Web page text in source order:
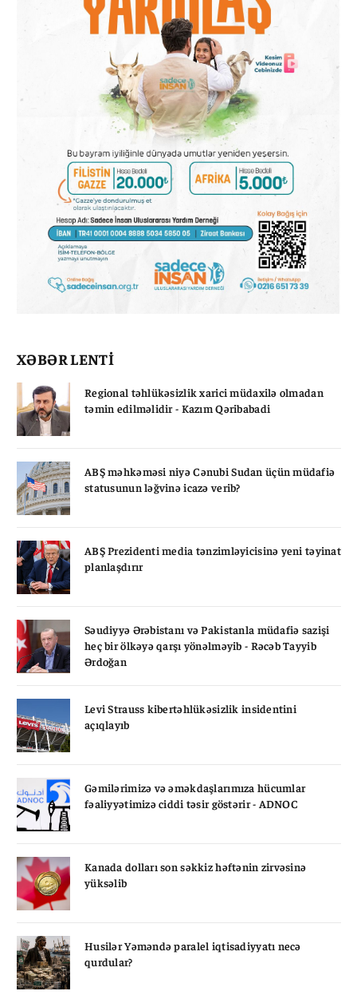
XƏBƏR LENTİ
Regional təhlükəsizlik xarici müdaxilə olmadan
təmin edilməlidir - Kazım Qəribabadi
ABŞ məhkəməsi niyə Cənubi Sudan üçün müdafiə
statusunun ləğvinə icazə verib?
ABŞ Prezidenti media tənzimləyicisinə yeni təyinat
planlaşdırır
Səudiyyə Ərəbistanı və Pakistanla müdafiə sazişi
heç bir ölkəyə qarşı yönəlməyib - Rəcəb Tayyib
Ərdoğan
Levi Strauss kibertəhlükəsizlik insidentini
açıqlayıb
Gəmilərimizə və əməkdaşlarımıza hücumlar
fəaliyyətimizə ciddi təsir göstərir - ADNOC
Kanada dolları son səkkiz həftənin zirvəsinə
yüksəlib
Husilər Yəməndə paralel iqtisadiyyatı necə
qurdular?